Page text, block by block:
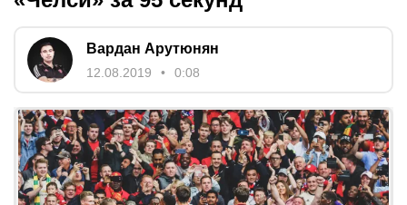
Вардан Арутюнян
12.08.2019 0:08